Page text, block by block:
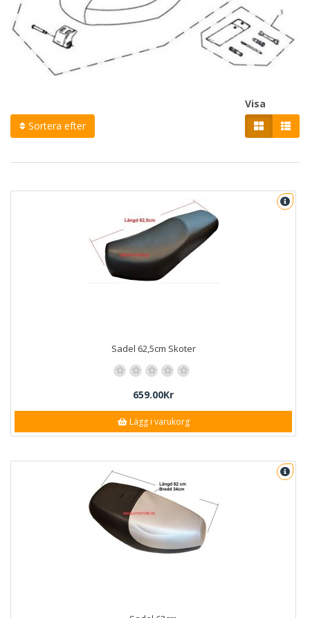
Sortera efter
Visa
Sadel 62,5cm Skoter
659.00Kr
Lägg i varukorg